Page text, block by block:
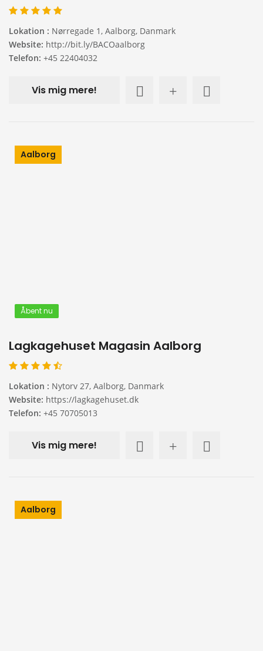
Lokation : Nørregade 1, Aalborg, Danmark
Website: http://bit.ly/BACOaalborg
Telefon: +45 22404032
Vis mig mere!
Aalborg
Åbent nu
Lagkagehuset Magasin Aalborg
Lokation : Nytorv 27, Aalborg, Danmark
Website: https://lagkagehuset.dk
Telefon: +45 70705013
Vis mig mere!
Aalborg